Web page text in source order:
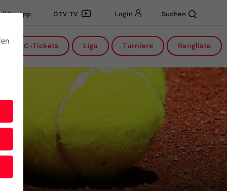
ÖTV App ÖTV TV Login Suchen
DC-Tickets Liga Turniere Rangliste